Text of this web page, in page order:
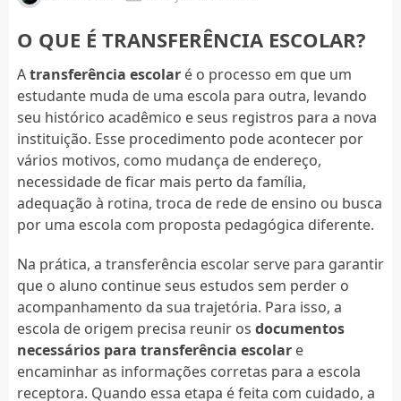
O QUE É TRANSFERÊNCIA ESCOLAR?
Atransferência escolaré o processo em que um
estudante muda de uma escola para outra, levando
seu histórico acadêmico e seus registros para a nova
instituição. Esse procedimento pode acontecer por
vários motivos, como mudança de endereço,
necessidade de ficar mais perto da família,
adequação à rotina, troca de rede de ensino ou busca
por uma escola com proposta pedagógica diferente.
Na prática, a transferência escolar serve para garantir
que o aluno continue seus estudos sem perder o
acompanhamento da sua trajetória. Para isso, a
escola de origem precisa reunir os documentos
necessários para transferência escolare
encaminhar as informações corretas para a escola
receptora. Quando essa etapa é feita com cuidado, a